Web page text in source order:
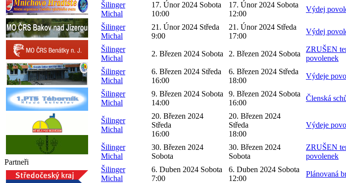
Partneři
Šilinger
Michal
17. Únor 2024 Sobota
10:00
17. Únor 2024 Sobota
12:00
Výdej
Šilinger
Michal
21. Únor 2024 Středa
9:00
21. Únor 2024 Středa
17:00
Výdej
Šilinger
Michal
2. Březen 2024 Sobota 2. Březen 2024 Sobota
ZRUŠEN
povolenek
Šilinger
Michal
6. Březen 2024 Středa
16:00
6. Březen 2024 Středa
18:00
Výdeje
Šilinger
Michal
9. Březen 2024 Sobota
14:00
9. Březen 2024 Sobota
16:00
Členská
Šilinger
Michal
20. Březen 2024
Středa
16:00
20. Březen 2024
Středa
18:00
Výdeje
Šilinger
Michal
30. Březen 2024
Sobota
30. Březen 2024
Sobota
ZRUŠEN
povolenek
Šilinger
Michal
6. Duben 2024 Sobota
7:00
6. Duben 2024 Sobota
12:00
Plánovaná